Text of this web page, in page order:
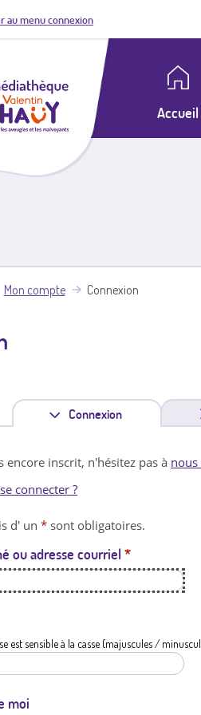
au menu connexion
Accueil
Mon compte Connexion
Connexion
n
l
e
encore inscrit, n'hésitez pas à
connecter ?
d' un * sont obligatoires.
ou adresse courriel *
est sensible à la casse (majuscules /
moi